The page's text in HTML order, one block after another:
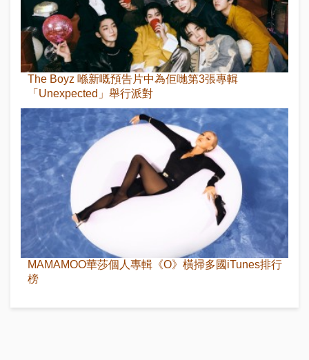
The Boyz 喺新嘅預告片中為佢哋第3張專輯
「Unexpected」舉行派對
MAMAMOO華莎個人專輯《O》橫掃多國iTunes排行
榜